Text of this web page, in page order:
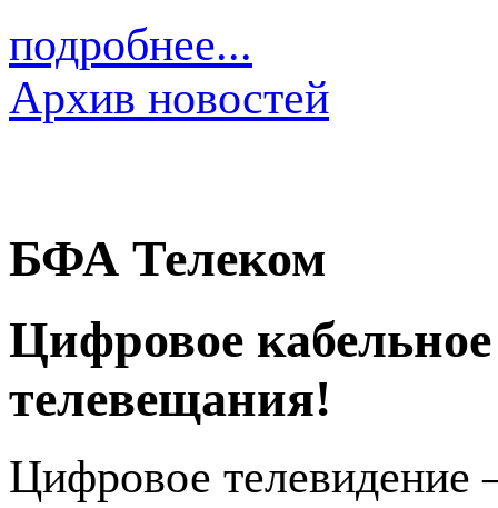
подробнее...
Архив новостей
БФА Телеком
Цифровое
телевещания!
Цифровое телевидение